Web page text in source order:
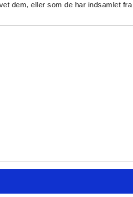
dem, eller som de har indsamlet